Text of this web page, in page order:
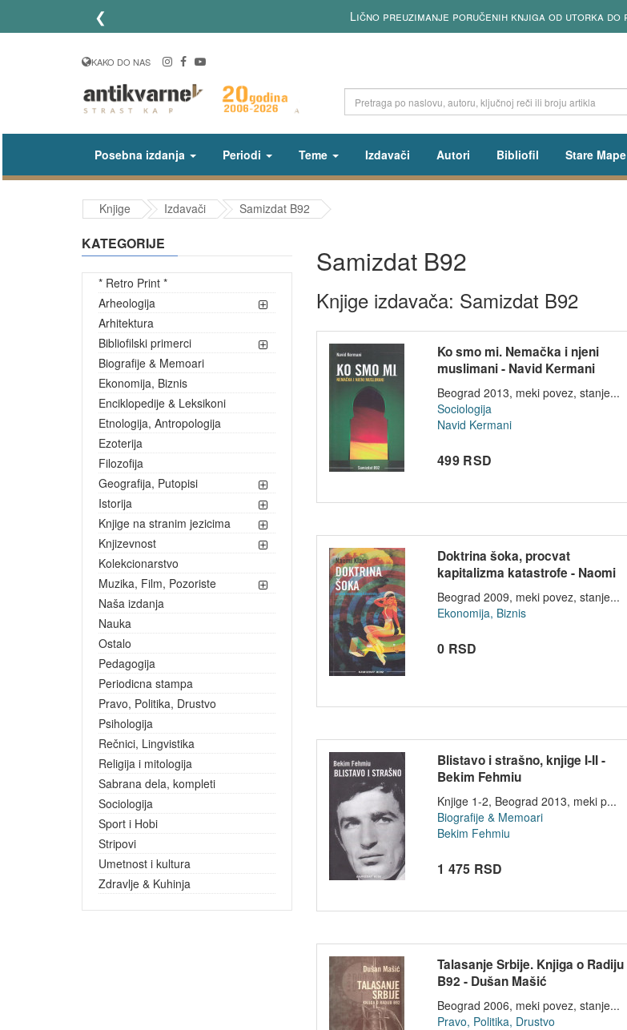
❮ Lično preuzimanje poručenih knjiga od utorka do petka od 13 do 18h
KAKO DO NAS
Posebna izdanja Periodi Teme Izdavači Autori Bibliofil Stare Mape
Knjige Izdavači Samizdat B92
KATEGORIJE
* Retro Print *
Arheologija
Arhitektura
Bibliofilski primerci
Biografije & Memoari
Ekonomija, Biznis
Enciklopedije & Leksikoni
Etnologija, Antropologija
Ezoterija
Filozofija
Geografija, Putopisi
Istorija
Knjige na stranim jezicima
Knjizevnost
Kolekcionarstvo
Muzika, Film, Pozoriste
Naša izdanja
Nauka
Ostalo
Pedagogija
Periodicna stampa
Pravo, Politika, Drustvo
Psihologija
Rečnici, Lingvistika
Religija i mitologija
Sabrana dela, kompleti
Sociologija
Sport i Hobi
Stripovi
Umetnost i kultura
Zdravlje & Kuhinja
Samizdat B92
Knjige izdavača: Samizdat B92
Ko smo mi. Nemačka i njeni
muslimani - Navid Kermani
Beograd 2013, meki povez, stanje...
Sociologija
Navid Kermani
499 RSD
Doktrina šoka, procvat
kapitalizma katastrofe - Naomi
Klajn
Beograd 2009, meki povez, stanje...
Ekonomija, Biznis
0 RSD
Blistavo i strašno, knjige I-II -
Bekim Fehmiu
Knjige 1-2, Beograd 2013, meki p...
Biografije & Memoari
Bekim Fehmiu
1 475 RSD
Talasanje Srbije. Knjiga o Radiju
B92 - Dušan Mašić
Beograd 2006, meki povez, stanje...
Pravo, Politika, Drustvo